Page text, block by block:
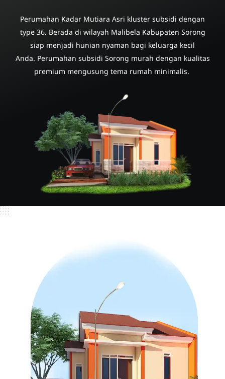
Perumahan Kadar Mutiara Asri kluster subsidi dengan
type 36. Berada di wilayah Malibela Kabupaten Sorong
siap menjadi hunian nyaman bagi keluarga kecil
Anda. Perumahan subsidi Sorong murah dengan kualitas
premium mengusung tema rumah minimalis.